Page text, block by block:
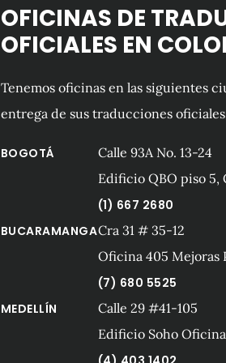
OFICINAS DE
OFICIALES EN
Tenemos oficinas en las siguientes
entrega de sus traducciones
BOGOTÁ
Calle 93A No. 13-24
Edificio QBO piso 5,
(1) 667 2680
BUCARAMANGACra 31 # 35-12
Oficina 405 Mejoras
(7) 680 5525
MEDELLÍN
Calle 29 #41-105
Edificio Soho Oficina